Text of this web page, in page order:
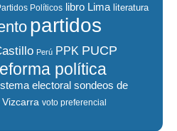
Políticos libro Lima literatura
partidos
Perú PPK PUCP
política
electoral sondeos de
Vizcarra voto preferencial